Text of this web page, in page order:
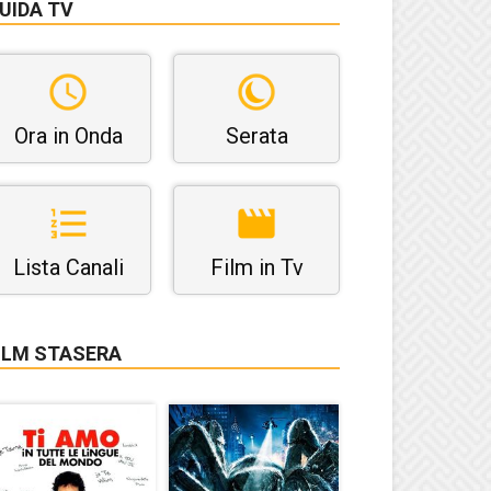
TV
Ora in Onda Serata
Lista Canali Film in Tv
STASERA